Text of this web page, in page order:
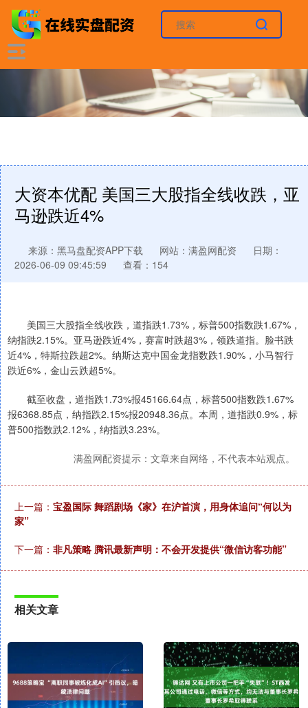
大资本优配 美国三大股指全线收跌，亚
马逊跌近4%
来源：黑马盘配资APP下载 网站：满盈网配资
日期：
2026-06-09 09:45:59
查看：154
美国三大股指全线收跌，道指跌1.73%，标普500指数跌1.67%，
纳指跌2.15%。亚马逊跌近4%，赛富时跌超3%，领跌道指。脸书跌
近4%，特斯拉跌超2%。纳斯达克中国金龙指数跌1.90%，小马智行
跌近6%，金山云跌超5%。
截至收盘，道指跌1.73%报45166.64点，标普500指数跌1.67%
报6368.85点，纳指跌2.15%报20948.36点。本周，道指跌0.9%，标
普500指数跌2.12%，纳指跌3.23%。
满盈网配资提示：文章来自网络，不代表本站观点。
上一篇： 宝盈国际 舞蹈剧场《家》在沪首演，用身体追问“何以为
家”
下一篇： 非凡策略 腾讯最新声明：不会开发提供“微信访客功能”
相关文章